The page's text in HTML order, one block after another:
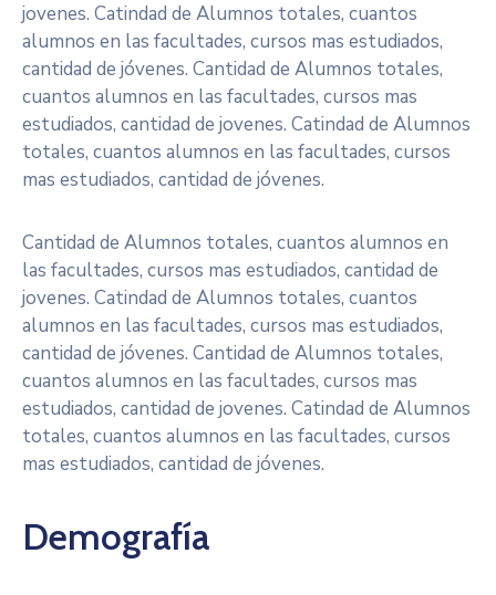
jovenes. Catindad de Alumnos totales, cuantos
alumnos en las facultades, cursos mas estudiados,
cantidad de jóvenes. Cantidad de Alumnos totales,
cuantos alumnos en las facultades, cursos mas
estudiados, cantidad de jovenes. Catindad de Alumnos
totales, cuantos alumnos en las facultades, cursos
mas estudiados, cantidad de jóvenes.
Cantidad de Alumnos totales, cuantos alumnos en
las facultades, cursos mas estudiados, cantidad de
jovenes. Catindad de Alumnos totales, cuantos
alumnos en las facultades, cursos mas estudiados,
cantidad de jóvenes. Cantidad de Alumnos totales,
cuantos alumnos en las facultades, cursos mas
estudiados, cantidad de jovenes. Catindad de Alumnos
totales, cuantos alumnos en las facultades, cursos
mas estudiados, cantidad de jóvenes.
Demografía